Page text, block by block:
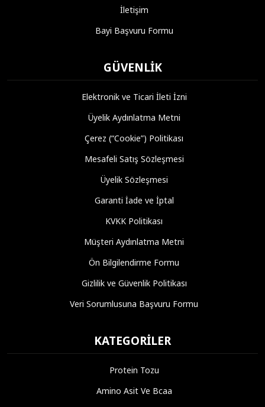
İletişim
Bayi Başvuru Formu
GÜVENLIK
Elektronik ve Ticari İleti İzni
Üyelik Aydınlatma Metni
Çerez (“Cookie”) Politikası
Mesafeli Satış Sözleşmesi
Üyelik Sözleşmesi
Garanti İade ve İptal
KVKK Politikası
Müşteri Aydınlatma Metni
Ön Bilgilendirme Formu
Gizlilik ve Güvenlik Politikası
Veri Sorumlusuna Başvuru Formu
KATEGORILER
Protein Tozu
Amino Asit Ve Bcaa